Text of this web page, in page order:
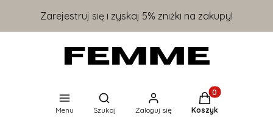
Zarejestruj się i zyskaj 5% zniżki na zakupy!
Menu
Otwórz wyszukiwarkę
Szukaj Zaloguj się
Produkty w
Koszyk